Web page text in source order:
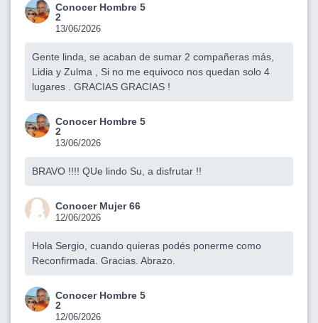
Conocer Hombre 5
2
13/06/2026
Gente linda, se acaban de sumar 2 compañeras más,
Lidia y Zulma , Si no me equivoco nos quedan solo 4
lugares . GRACIAS GRACIAS !
Conocer Hombre 5
2
13/06/2026
BRAVO !!!! QUe lindo Su, a disfrutar !!
Conocer Mujer 66
12/06/2026
Hola Sergio, cuando quieras podés ponerme como
Reconfirmada. Gracias. Abrazo.
Conocer Hombre 5
2
12/06/2026